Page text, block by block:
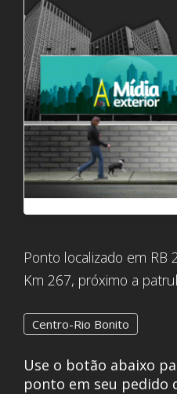
Ponto localizado em RB
Km 267, próximo a
Centro-Rio Bonito
Use o botão abaixo
ponto em seu pedido